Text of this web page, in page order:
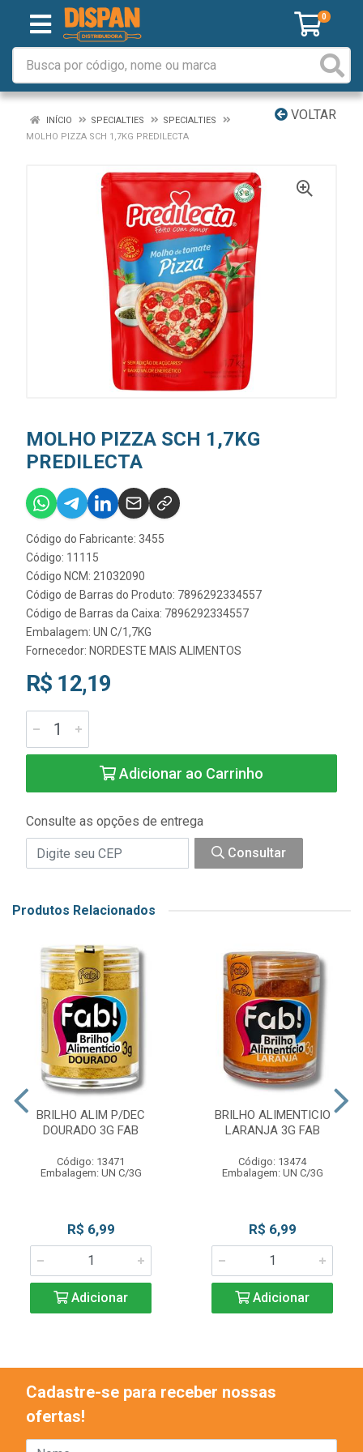
0
VOLTAR
INÍCIO SPECIALTIES
SPECIALTIES
MOLHO PIZZA SCH 1,7KG PREDILECTA
MOLHO PIZZA SCH 1,7KG
PREDILECTA
Código do Fabricante: 3455
Código: 11115
Código NCM: 21032090
Código de Barras do Produto: 7896292334557
Código de Barras da Caixa: 7896292334557
Embalagem: UN C/1,7KG
Fornecedor: NORDESTE MAIS ALIMENTOS
R$ 12,19
Adicionar ao Carrinho
Consulte as opções de entrega
Consultar
Produtos Relacionados
BRILHO ALIM P/DEC
DOURADO 3G FAB
Código: 13471
Embalagem: UN C/3G
R$ 6,99
Adicionar
BRILHO ALIMENTICIO
LARANJA 3G FAB
Código: 13474
Embalagem: UN C/3G
R$ 6,99
Adicionar
Cadastre-se para receber nossas
ofertas!